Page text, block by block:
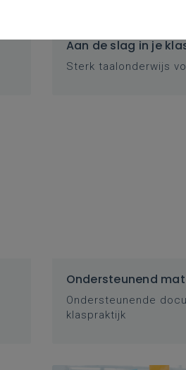
Aan de slag in je
Sterk taalonderwijs
Ondersteunend
Ondersteunende
klaspraktijk